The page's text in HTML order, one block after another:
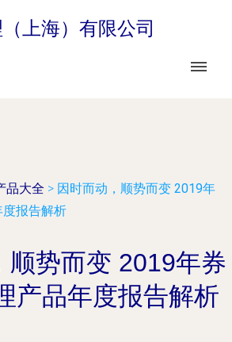
上海）有限公司
品大全 > 因时而动，顺势而变 2019年
报告解析
顺势而变 2019年券
产品年度报告解析